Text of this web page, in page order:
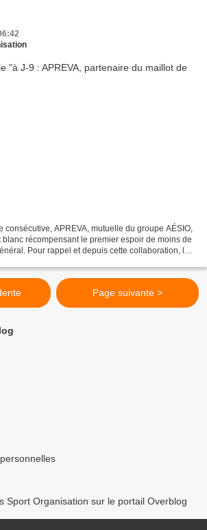
consécutive, APREVA, mutuelle du groupe AÉSIO,
récompensant le premier espoir de moins de
Pour rappel et depuis cette collaboration, la
Page suivante >
Sport Organisation sur le portail Overblog